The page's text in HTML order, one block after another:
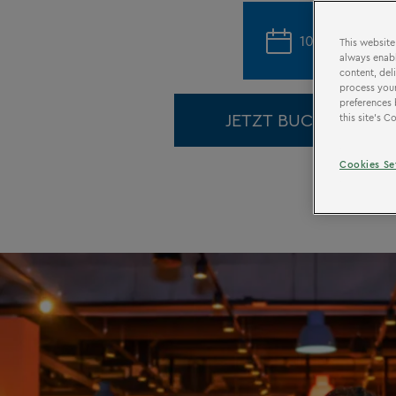
10 Juni bis 08
JETZT BUCHEN
This
always
content,
process
this site’s
Cookies